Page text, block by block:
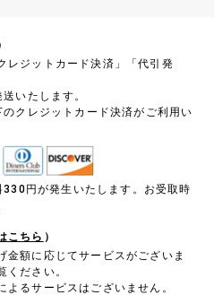
レジットカード決済」「代引発
いたします。
クレジットカード決済がご利用い
330円が発生いたします。お受取時
こちら ）
金額に応じてサービスがございま
ください。
るサービスはございません。